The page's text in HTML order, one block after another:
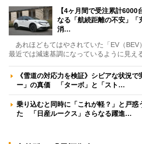
【4ヶ月間で受注累計6000
なる「航続距離の不安」「
消…
あれほどもてはやされていた「EV（BEV
最近では減速基調になっているように見え
《雪道の対応力を検証》シビアな状況
ー」の真価 「ターボ」と「スト…
乗り込むと同時に「これが軽？」と戸惑
た 「日産ルークス」さらなる躍進…